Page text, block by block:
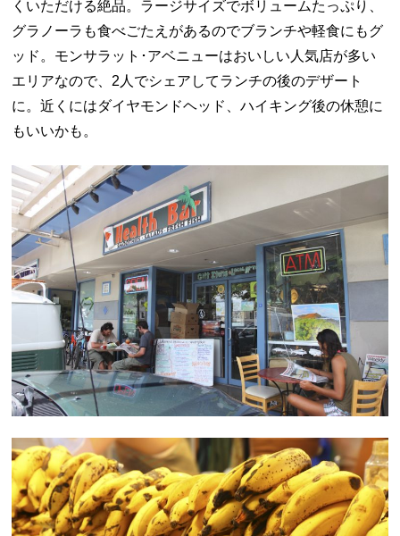
くいただける絶品。ラージサイズでボリュームたっぷり、
グラノーラも食べごたえがあるのでブランチや軽食にもグ
ッド。モンサラット･アベニューはおいしい人気店が多い
エリアなので、2人でシェアしてランチの後のデザート
に。近くにはダイヤモンドヘッド、ハイキング後の休憩に
もいいかも。